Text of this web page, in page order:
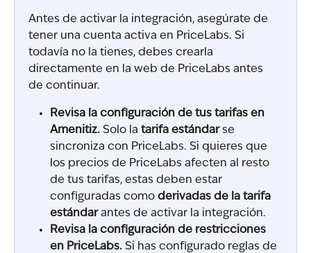
Antes de activar la integración, asegúrate de
tener una cuenta activa en PriceLabs. Si
todavía no la tienes, debes crearla
directamente en la web de PriceLabs antes
de continuar.
Revisa la configuración de tus tarifas en
Amenitiz. Solo la tarifa estándar se
sincroniza con PriceLabs. Si quieres que
los precios de PriceLabs afecten al resto
de tus tarifas, estas deben estar
configuradas como derivadas de la tarifa
estándar antes de activar la integración.
Revisa la configuración de restricciones
en PriceLabs. Si has configurado reglas de